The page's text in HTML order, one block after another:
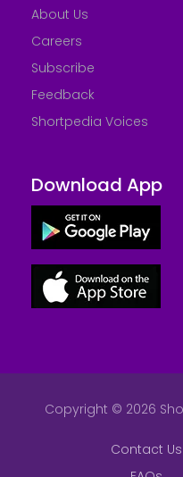
About Us
Careers
Subscribe
Feedback
Shortpedia Voices
Download App
Copyright © 2026
Contact Us